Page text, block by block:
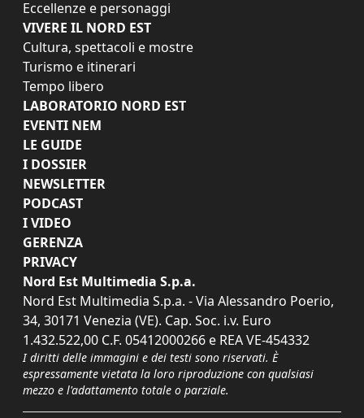
Eccellenze e personaggi
VIVERE IL NORD EST
Cultura, spettacoli e mostre
Turismo e itinerari
Tempo libero
LABORATORIO NORD EST
EVENTI NEM
LE GUIDE
I DOSSIER
NEWSLETTER
PODCAST
I VIDEO
GERENZA
PRIVACY
Nord Est Multimedia S.p.a.
Nord Est Multimedia S.p.a. - Via Alessandro Poerio,
34, 30171 Venezia (VE). Cap. Soc. i.v. Euro
1.432.522,00 C.F. 05412000266 e REA VE-454332
I diritti delle immagini e dei testi sono riservati. È
espressamente vietata la loro riproduzione con qualsiasi
mezzo e l'adattamento totale o parziale.